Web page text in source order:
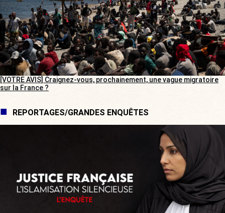
[VOTRE AVIS] Craignez-vous, prochainement, une vague migratoire
sur la France ?
REPORTAGES/GRANDES ENQUÊTES